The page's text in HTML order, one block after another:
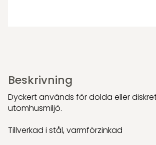
Beskrivning
Dyckert används för dolda eller
utomhusmiljö.
Tillverkad i stål, varmförzinkad